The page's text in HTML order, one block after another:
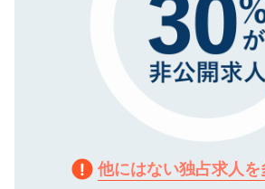
他にはない独占求人を